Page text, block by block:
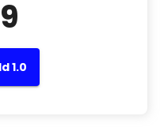
1.0